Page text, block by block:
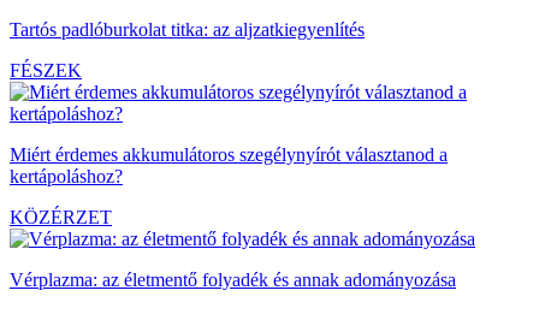
Tartós padlóburkolat titka: az aljzatkiegyenlítés
FÉSZEK
Miért érdemes akkumulátoros szegélynyírót választanod a
kertápoláshoz?
KÖZÉRZET
Vérplazma: az életmentő folyadék és annak adományozása